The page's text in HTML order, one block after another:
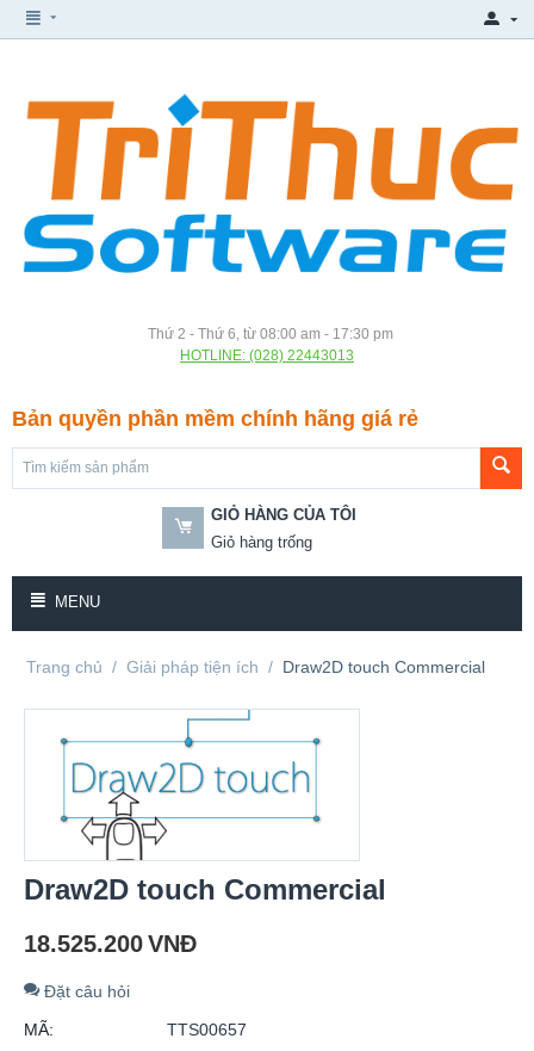
Thứ 2 - Thứ 6, từ 08:00 am - 17:30 pm
HOTLINE: (028) 22443013
Bản quyền phần mềm chính hãng giá rẻ
GIỎ HÀNG CỦA TÔI
Giỏ hàng trống
MENU
Trang chủ / Giải pháp tiện ích / Draw2D touch Commercial
Draw2D touch Commercial
18.525.200VNĐ
Đặt câu hỏi
MÃ:
TTS00657